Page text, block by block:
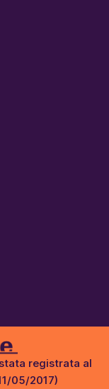
registrata al
05/2017)